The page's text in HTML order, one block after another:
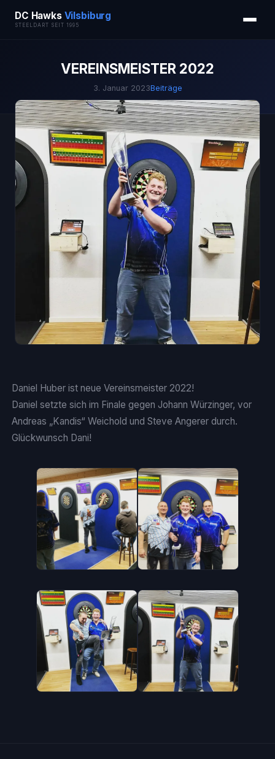
DC Hawks Vilsbiburg
STEELDART SEIT 1995
VEREINSMEISTER 2022
3. Januar 2023Beiträge
Daniel Huber ist neue Vereinsmeister 2022!
Daniel setzte sich im Finale gegen Johann Würzinger, vor
Andreas „Kandis“ Weichold und Steve Angerer durch.
Glückwunsch Dani!